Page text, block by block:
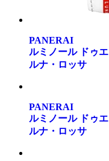
PANERAI
ルミノール ドゥエ
ルナ・ロッサ
PANERAI
ルミノール ドゥエ
ルナ・ロッサ